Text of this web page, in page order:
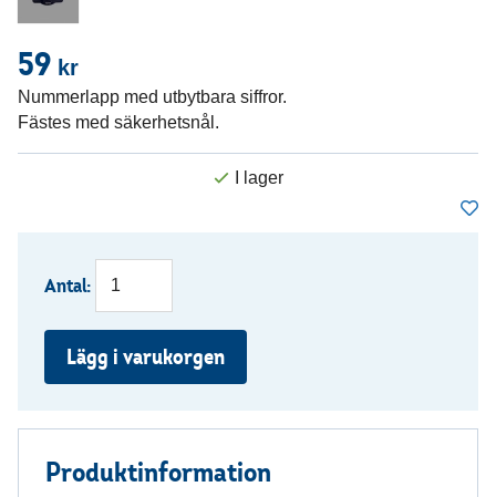
59 kr
Nummerlapp med utbytbara siffror.
Fästes med säkerhetsnål.
Antal:
Lägg i varukorgen
Produktinformation